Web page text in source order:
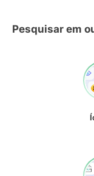
Pesquisar em